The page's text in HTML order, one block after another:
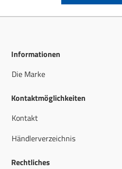
Informationen
Die Marke
Kontaktmöglichkeiten
Kontakt
Händlerverzeichnis
Rechtliches